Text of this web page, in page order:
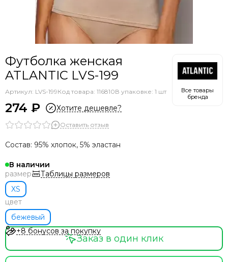
Футболка женская
ATLANTIC LVS-199
Артикул: LVS-199Код товара: 116810В упаковке: 1 шт
274 ₽ Хотите дешевле?
Все товары
бренда
Оставить отзыв
Состав: 95% хлопок, 5% эластан
В наличии
размер
Таблицы размеров
XS
цвет
бежевый
+8 бонусов за покупку
Заказ в один клик